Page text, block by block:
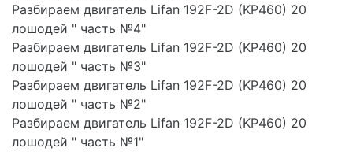
Разбираем двигатель Lifan 192F-2D (KP460) 20
лошодей " часть №4"
Разбираем двигатель Lifan 192F-2D (KP460) 20
лошодей " часть №3"
Разбираем двигатель Lifan 192F-2D (KP460) 20
лошодей " часть №2"
Разбираем двигатель Lifan 192F-2D (KP460) 20
лошодей " часть №1"